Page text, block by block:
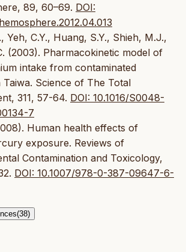
89, 60–69. DOI:
Yeh, C.Y., Huang, S.Y., Shieh, M.J.,
(2003). Pharmacokinetic model of
intake from contaminated
Taiwa. Science of The Total
311, 57-64. DOI: 10.1016/S0048-
7
Human health effects of
exposure. Reviews of
Contamination and Toxicology,
DOI: 10.1007/978-0-387-09647-6-